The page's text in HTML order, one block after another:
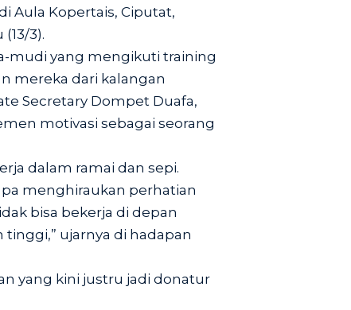
Aula Kopertais, Ciputat,
3).
mudi yang mengikuti training
mereka dari kalangan
Secretary Dompet Duafa,
motivasi sebagai seorang
dalam ramai dan sepi.
menghiraukan perhatian
bisa bekerja di depan
ujarnya di hadapan
yang kini justru jadi donatur